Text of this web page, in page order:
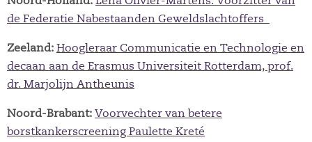
de Federatie Nabestaanden Geweldslachtoffers
Zeeland: Hoogleraar Communicatie en Technologie en
decaan aan de Erasmus Universiteit Rotterdam, prof.
dr. Marjolijn Antheunis
Noord-Brabant: Voorvechter van betere
borstkankerscreening Paulette Kreté